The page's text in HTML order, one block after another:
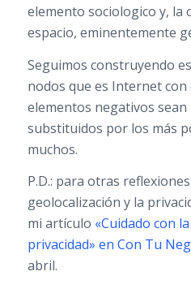
elemento sociologico y, la
espacio, eminentemente
Seguimos construyendo
nodos que es Internet
elementos negativos
substituidos por los más
muchos.
P.D.: para otras
geolocalización y la
mi artículo «Cuidado con
privacidad» en Con Tu
abril.